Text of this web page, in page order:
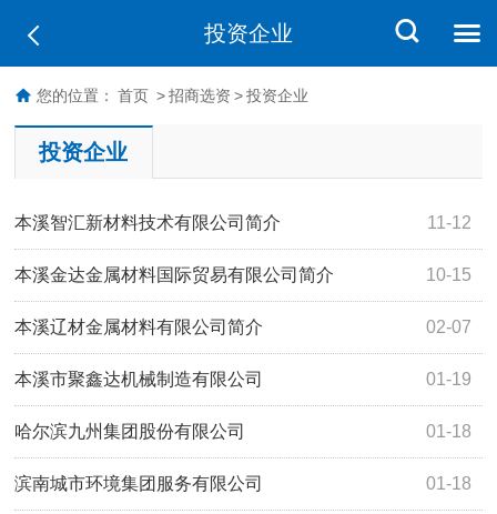
投资企业
您的位置： 首页 > 招商选资 > 投资企业
投资企业
11-12
本溪智汇新材料技术有限公司简介
10-15
本溪金达金属材料国际贸易有限公司简介
02-07
本溪辽材金属材料有限公司简介
01-19
本溪市聚鑫达机械制造有限公司
01-18
哈尔滨九州集团股份有限公司
01-18
滨南城市环境集团服务有限公司